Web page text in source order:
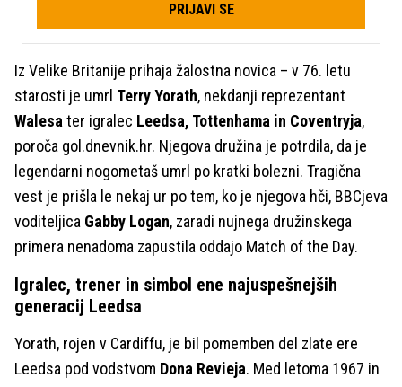
PRIJAVI SE
Iz Velike Britanije prihaja žalostna novica – v 76. letu
starosti je umrl Terry Yorath, nekdanji reprezentant
Walesa ter igralec Leedsa, Tottenhama in Coventryja,
poroča gol.dnevnik.hr. Njegova družina je potrdila, da je
legendarni nogometaš umrl po kratki bolezni. Tragična
vest je prišla le nekaj ur po tem, ko je njegova hči, BBCjeva
voditeljica Gabby Logan, zaradi nujnega družinskega
primera nenadoma zapustila oddajo Match of the Day.
Igralec, trener in simbol ene najuspešnejših
generacij Leedsa
Yorath, rojen v Cardiffu, je bil pomemben del zlate ere
Leedsa pod vodstvom Dona Revieja. Med letoma 1967 in